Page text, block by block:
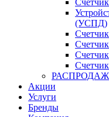
(УСПД)
Акции
Услуги
Бренды